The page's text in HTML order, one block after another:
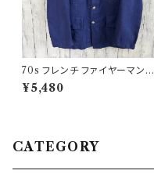
70s フレンチ ファイヤーマンジ
ャケット ワークジャケット ヴィン
テージ
¥5,480
CATEGORY